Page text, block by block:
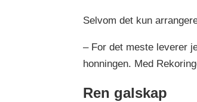
Selvom det kun
– For det meste leverer
honningen. Med
Ren galskap